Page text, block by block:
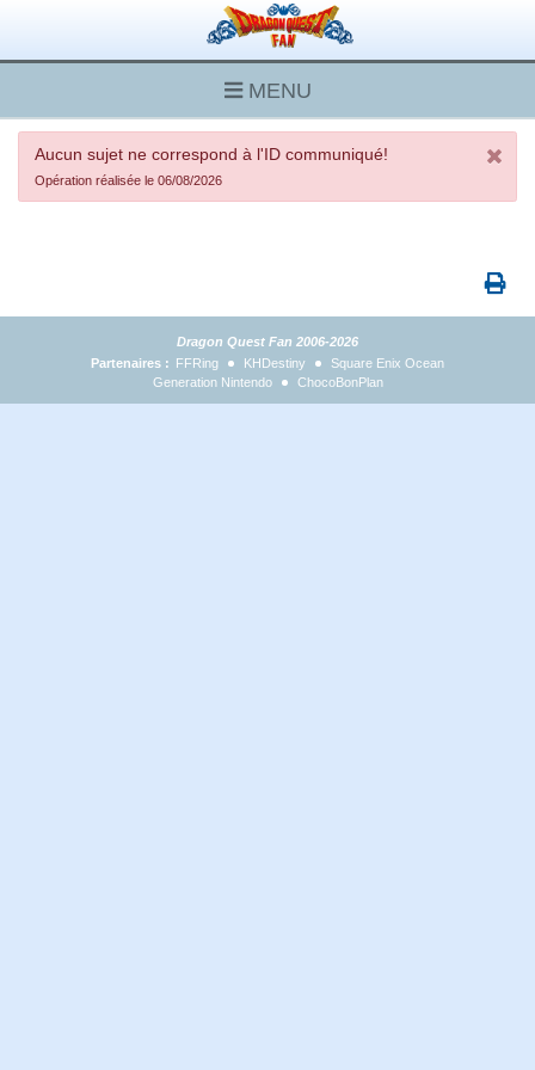
MENU
Aucun sujet ne correspond à l'ID communiqué!
Opération réalisée le 06/08/2026
Dragon Quest Fan 2006-2026
Partenaires : FFRing KHDestiny
Square Enix Ocean
Generation Nintendo
ChocoBonPlan